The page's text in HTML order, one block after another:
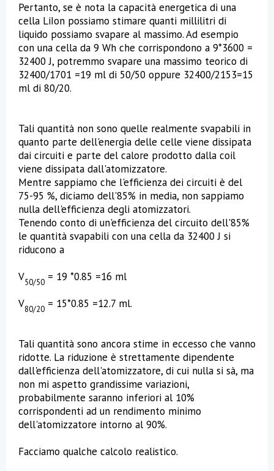
Pertanto, se è nota la capacità energetica di una
cella LiIon possiamo stimare quanti millilitri di
liquido possiamo svapare al massimo. Ad esempio
con una cella da 9 Wh che corrispondono a 9*3600 =
32400 J, potremmo svapare una massimo teorico di
32400/1701 =19 ml di 50/50 oppure 32400/2153=15
ml di 80/20.
Tali quantità non sono quelle realmente svapabili in
quanto parte dell'energia delle celle viene dissipata
dai circuiti e parte del calore prodotto dalla coil
viene dissipata dall'atomizzatore.
Mentre sappiamo che l'efficienza dei circuiti è del
75-95 %, diciamo dell'85% in media, non sappiamo
nulla dell'efficienza degli atomizzatori.
Tenendo conto di un'efficienza del circuito dell'85%
le quantità svapabili con una cella da 32400 J si
riducono a
V50/50 = 19 *0.85 =16 ml
V80/20 = 15*0.85 =12.7 ml.
Tali quantità sono ancora stime in eccesso che vanno
ridotte. La riduzione è strettamente dipendente
dall'efficienza dell'atomizzatore, di cui nulla si sà, ma
non mi aspetto grandissime variazioni,
probabilmente saranno inferiori al 10%
corrispondenti ad un rendimento minimo
dell'atomizzatore intorno al 90%.
Facciamo qualche calcolo realistico.